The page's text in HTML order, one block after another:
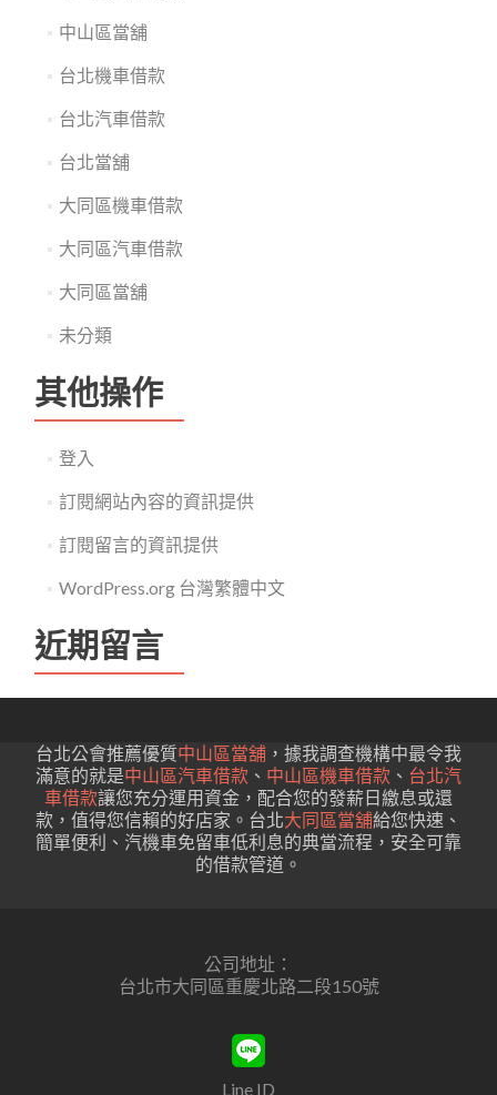
中山區當舖
台北機車借款
台北汽車借款
台北當舖
大同區機車借款
大同區汽車借款
大同區當舖
未分類
其他操作
登入
訂閱網站內容的資訊提供
訂閱留言的資訊提供
WordPress.org 台灣繁體中文
近期留言
台北公會推薦優質中山區當舖 ，據我調查機構中最令我
滿意的就是中山區汽車借款 、 中山區機車借款 、 台北汽
車借款讓您充分運用資金，配合您的發薪日繳息或還
款，值得您信賴的好店家。台北大同區當舖給您快速、
簡單便利、汽機車免留車低利息的典當流程，安全可靠
的借款管道。
公司地址：
台北市大同區重慶北路二段150號
Line ID